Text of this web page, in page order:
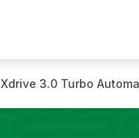
Xdrive 3.0 Turbo